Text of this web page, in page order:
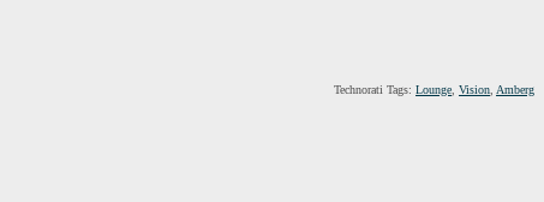
Technorati Tags: Lounge Vision Amberg